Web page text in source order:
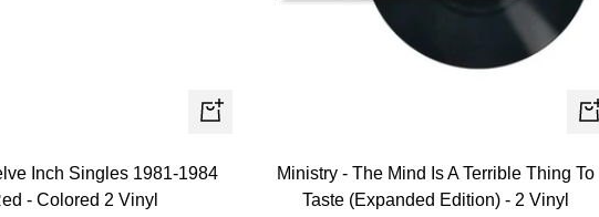
+
Inch Singles 1981-1984
- Colored 2 Vinyl
+
Ministry - The Mind Is A Terrible Thing To
Taste (Expanded Edition) - 2 Vinyl